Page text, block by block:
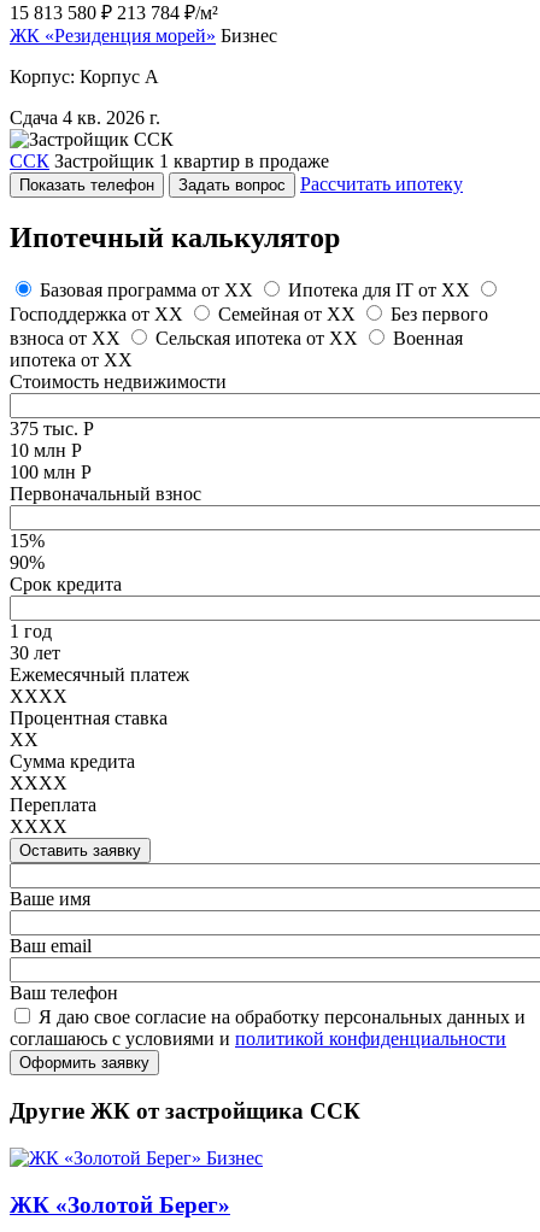
15 813 580 ₽ 213 784 ₽/м²
ЖК «Резиденция морей» Бизнес
Корпус: Корпус А
Сдача 4 кв. 2026 г.
ССК Застройщик 1 квартир в продаже
Показать телефон Задать вопрос Рассчитать ипотеку
Ипотечный калькулятор
Базовая программа от XX Ипотека для IT от XX
Господдержка от XX Семейная от XX
Без первого
взноса от XX Сельская ипотека от XX
Военная
ипотека от XX
Стоимость недвижимости
375 тыс. Р
10 млн Р
100 млн Р
Первоначальный взнос
15%
90%
Срок кредита
1 год
30 лет
Ежемесячный платеж
XXXX
Процентная ставка
XX
Сумма кредита
XXXX
Переплата
XXXX
Оставить заявку
Ваше имя
Ваш email
Ваш телефон
Я даю свое согласие на обработку персональных данных и
соглашаюсь с условиями и политикой конфиденциальности
Оформить заявку
Другие ЖК от застройщика ССК
Бизнес
ЖК «Золотой Берег»